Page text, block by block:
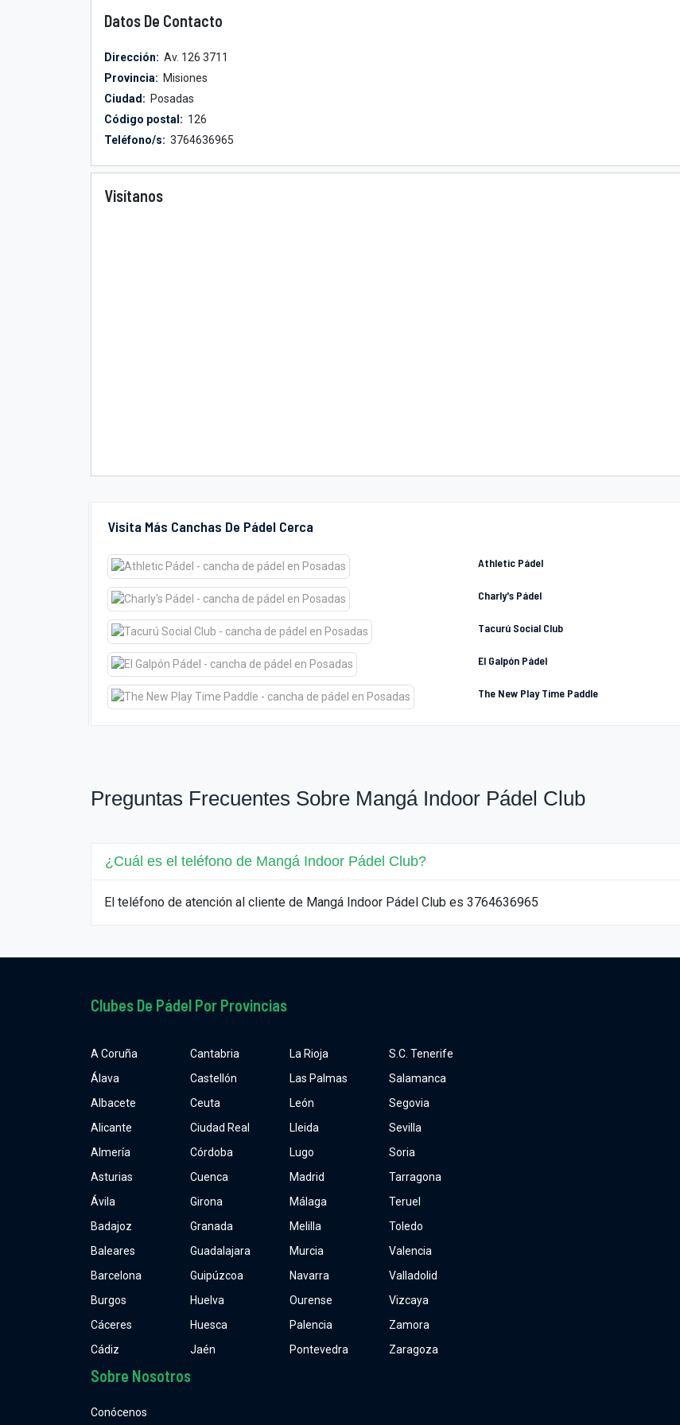
Visita Más Canchas De Pádel Cerca
Athletic Pádel
Charly's Pádel
Tacurú Social Club
El Galpón Pádel
The New Play Time Paddle
Datos De Contacto
Dirección: Av. 126 3711
Provincia: Misiones
Ciudad: Posadas
Código postal: 126
Teléfono/s: 3764636965
Visítanos
Preguntas Frecuentes Sobre Mangá Indoor Pádel Club
¿Cuál es el teléfono de Mangá Indoor Pádel Club?
El teléfono de atención al cliente de Mangá Indoor Pádel Club es 3764636965
Clubes De Pádel Por Provincias
A Coruña
Álava
Albacete
Alicante
Almería
Asturias
Ávila
Badajoz
Baleares
Barcelona
Burgos
Cáceres
Cádiz
Cantabria
Castellón
Ceuta
Ciudad Real
Córdoba
Cuenca
Girona
Granada
Guadalajara
Guipúzcoa
Huelva
Huesca
Jaén
La Rioja
Las Palmas
León
Lleida
Lugo
Madrid
Málaga
Melilla
Murcia
Navarra
Ourense
Palencia
Pontevedra
S.C. Tenerife
Salamanca
Segovia
Sevilla
Soria
Tarragona
Teruel
Toledo
Valencia
Valladolid
Vizcaya
Zamora
Zaragoza
Sobre Nosotros
Conócenos